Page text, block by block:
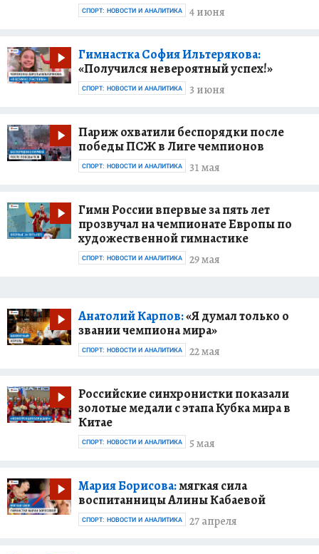
4 июня
СПОРТ: НОВОСТИ И АНАЛИТИКА
Гимнастка София Ильтерякова:
«Получился невероятный успех!»
3 июня
СПОРТ: НОВОСТИ И АНАЛИТИКА
Париж охватили беспорядки после
победы ПСЖ в Лиге чемпионов
31 мая
СПОРТ: НОВОСТИ И АНАЛИТИКА
Гимн России впервые за пять лет
прозвучал на чемпионате Европы по
художественной гимнастике
29 мая
СПОРТ: НОВОСТИ И АНАЛИТИКА
Анатолий Карпов:«Я думал только о
звании чемпиона мира»
22 мая
СПОРТ: НОВОСТИ И АНАЛИТИКА
Российские синхронистки показали
золотые медали с этапа Кубка мира в
Китае
5 мая
СПОРТ: НОВОСТИ И АНАЛИТИКА
Мария Борисова:мягкая сила
воспитанницы Алины Кабаевой
27 апреля
СПОРТ: НОВОСТИ И АНАЛИТИКА